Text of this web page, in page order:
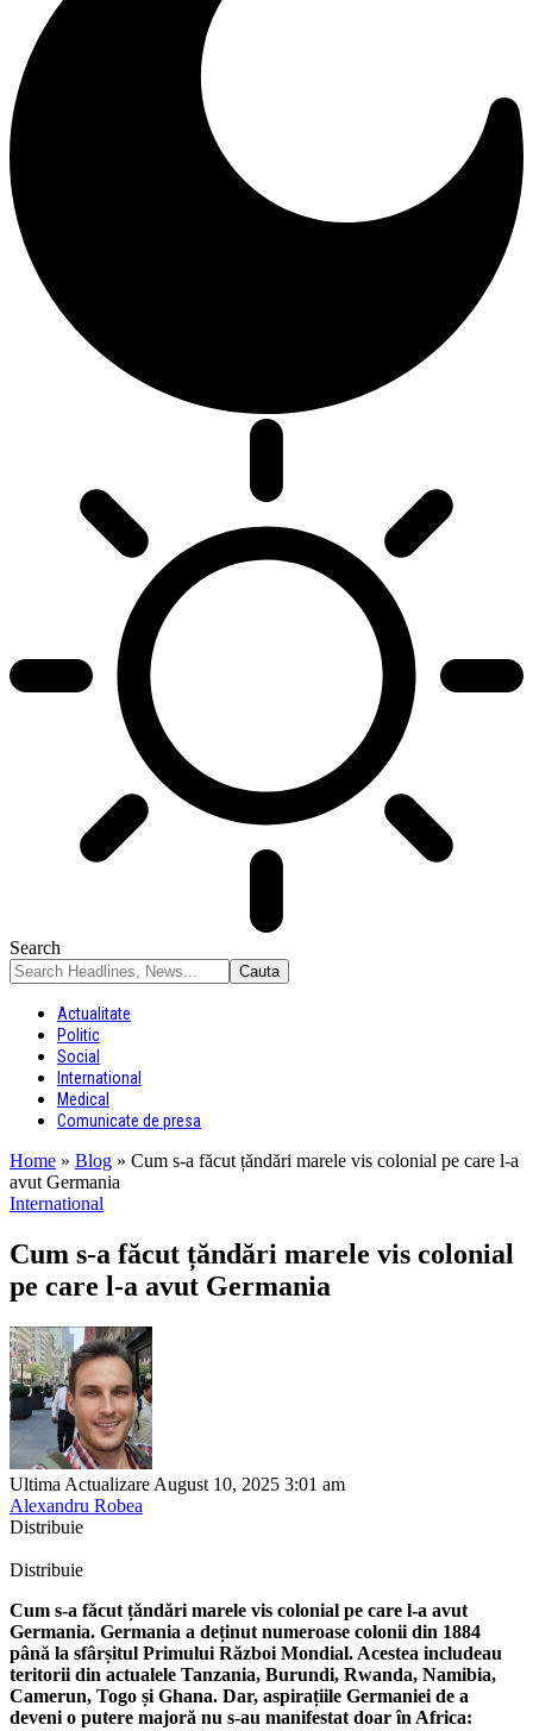
Search
Actualitate
Politic
Social
International
Medical
Comunicate de presa
Home » Blog » Cum s-a făcut țăndări marele vis colonial pe care l-a
avut Germania
International
Cum s-a făcut țăndări marele vis colonial
pe care l-a avut Germania
Ultima Actualizare August 10, 2025 3:01 am
Alexandru Robea
Distribuie
Distribuie
Cum s-a făcut țăndări marele vis colonial pe care l-a avut
Germania. Germania a deținut numeroase colonii din 1884
până la sfârșitul Primului Război Mondial. Acestea includeau
teritorii din actualele Tanzania, Burundi, Rwanda, Namibia,
Camerun, Togo și Ghana. Dar, aspirațiile Germaniei de a
deveni o putere majoră nu s-au manifestat doar în Africa: